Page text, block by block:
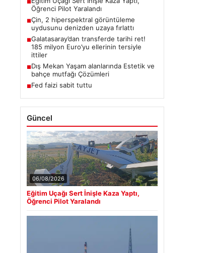
■
Öğrenci Pilot Yaralandı
■Çin, 2 hiperspektral görüntüleme
uydusunu denizden uzaya fırlattı
■Galatasaray’dan transferde tarihi ret!
185 milyon Euro’yu ellerinin tersiyle
ittiler
■Dış Mekan Yaşam alanlarında Estetik ve
bahçe mutfağı Çözümleri
■Fed faizi sabit tuttu
Güncel
06/08/2026
Eğitim Uçağı Sert İnişle Kaza Yaptı,
Öğrenci Pilot Yaralandı